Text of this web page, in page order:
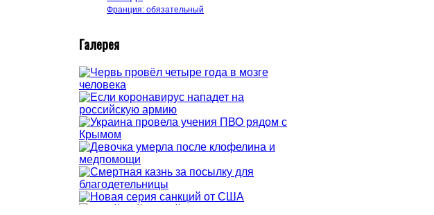
Франция: обязательный
Галерея